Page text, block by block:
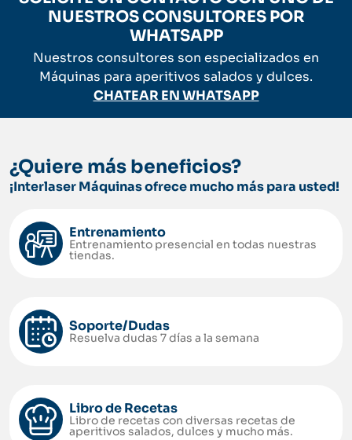
NUESTROS CONSULTORES POR
WHATSAPP
Nuestros consultores son especializados en
Máquinas para aperitivos salados y dulces.
CHATEAR EN WHATSAPP
¿Quiere más beneficios?
¡Interlaser Máquinas ofrece mucho más para usted!
Entrenamiento
Entrenamiento presencial en todas nuestras
tiendas.
Soporte/Dudas
Resuelva dudas 7 días a la semana
Libro de Recetas
Libro de recetas con diversas recetas de
aperitivos salados, dulces y mucho más.